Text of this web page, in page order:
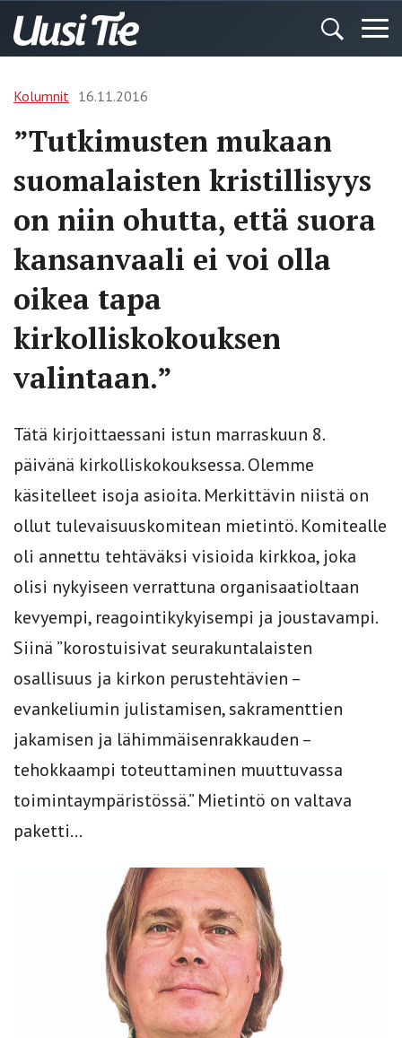
Kolumnit 16.11.2016
”Tutkimusten mukaan
suomalaisten kristillisyys
on niin ohutta, että suora
kansanvaali ei voi olla
oikea tapa
kirkolliskokouksen
valintaan.”
Tätä kirjoittaessani istun marraskuun 8.
päivänä kirkolliskokouksessa. Olemme
käsitelleet isoja asioita. Merkittävin niistä on
ollut tulevaisuuskomitean mietintö. Komitealle
oli annettu tehtäväksi visioida kirkkoa, joka
olisi nykyiseen verrattuna organisaatioltaan
kevyempi, reagointikykyisempi ja joustavampi.
Siinä ”korostuisivat seurakuntalaisten
osallisuus ja kirkon perustehtävien –
evankeliumin julistamisen, sakramenttien
jakamisen ja lähimmäisenrakkauden –
tehokkaampi toteuttaminen muuttuvassa
toimintaympäristössä.” Mietintö on valtava
paketti...